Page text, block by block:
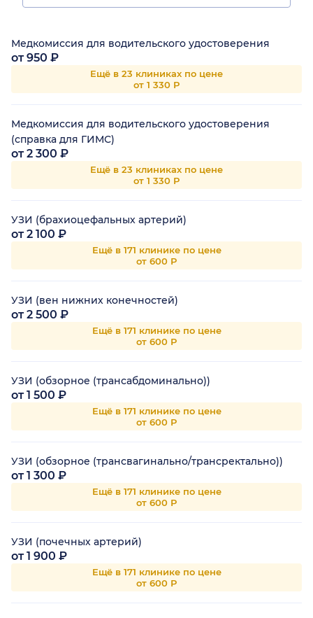
Медкомиссия для водительского удостоверения
от 950 ₽
Ещё в 23 клиниках по цене
от 1 330 Р
Медкомиссия для водительского удостоверения
(справка для ГИМС)
от 2 300 ₽
Ещё в 23 клиниках по цене
от 1 330 Р
УЗИ (брахиоцефальных артерий)
от 2 100 ₽
Ещё в 171 клинике по цене
от 600 Р
УЗИ (вен нижних конечностей)
от 2 500 ₽
Ещё в 171 клинике по цене
от 600 Р
УЗИ (обзорное (трансабдоминально))
от 1 500 ₽
Ещё в 171 клинике по цене
от 600 Р
УЗИ (обзорное (трансвагинально/трансректально))
от 1 300 ₽
Ещё в 171 клинике по цене
от 600 Р
УЗИ (почечных артерий)
от 1 900 ₽
Ещё в 171 клинике по цене
от 600 Р